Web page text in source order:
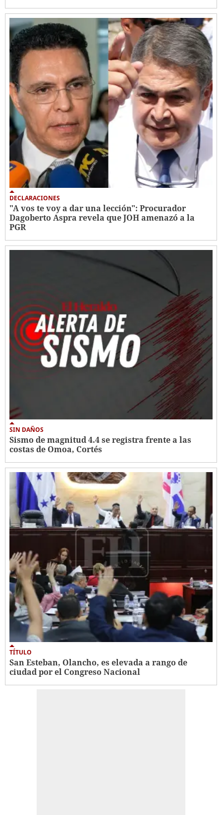
DECLARACIONES
"A vos te voy a dar una lección": Procurador
Dagoberto Aspra revela que JOH amenazó a la
PGR
SIN DAÑOS
Sismo de magnitud 4.4 se registra frente a las
costas de Omoa, Cortés
TÍTULO
San Esteban, Olancho, es elevada a rango de
ciudad por el Congreso Nacional